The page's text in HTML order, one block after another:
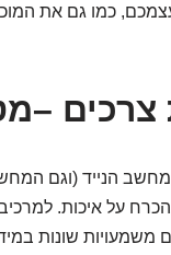
כמו גם את
הנייד (וגם
על איכות.
משמעויות שונות